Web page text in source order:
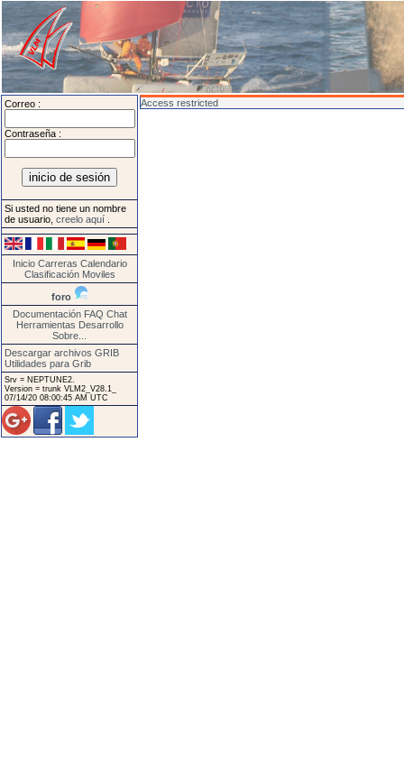
Correo :
Contraseña :
Si usted no tiene un nombre
de usuario, creelo aquí
Inicio Carreras Calendario
Clasificación Moviles
foro
Documentación FAQ Chat
Herramientas Desarrollo
Sobre...
Descargar archivos GRIB
Utilidades para Grib
Srv = NEPTUNE2.
Version = trunk VLM2_V28.1_
07/14/20 08:00:45 AM UTC
Access restricted